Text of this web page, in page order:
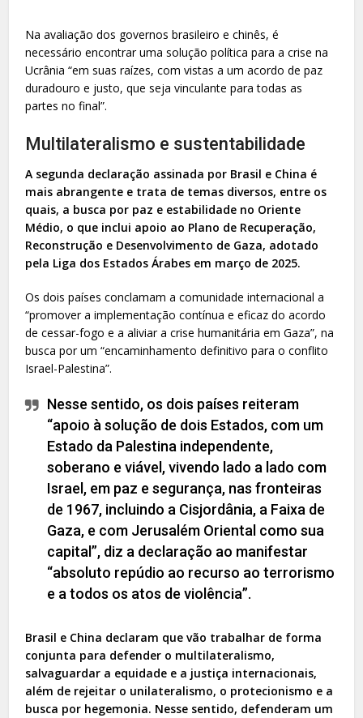
Na avaliação dos governos brasileiro e chinês, é
necessário encontrar uma solução política para a crise na
Ucrânia “em suas raízes, com vistas a um acordo de paz
duradouro e justo, que seja vinculante para todas as
partes no final”.
Multilateralismo e sustentabilidade
A segunda declaração assinada por Brasil e China é
mais abrangente e trata de temas diversos, entre os
quais, a busca por paz e estabilidade no Oriente
Médio, o que inclui apoio ao Plano de Recuperação,
Reconstrução e Desenvolvimento de Gaza, adotado
pela Liga dos Estados Árabes em março de 2025.
Os dois países conclamam a comunidade internacional a
“promover a implementação contínua e eficaz do acordo
de cessar-fogo e a aliviar a crise humanitária em Gaza”, na
busca por um “encaminhamento definitivo para o conflito
Israel-Palestina”.
Nesse sentido, os dois países reiteram
“apoio à solução de dois Estados, com um
Estado da Palestina independente,
soberano e viável, vivendo lado a lado com
Israel, em paz e segurança, nas fronteiras
de 1967, incluindo a Cisjordânia, a Faixa de
Gaza, e com Jerusalém Oriental como sua
capital”, diz a declaração ao manifestar
“absoluto repúdio ao recurso ao terrorismo
e a todos os atos de violência”.
Brasil e China declaram que vão trabalhar de forma
conjunta para defender o multilateralismo,
salvaguardar a equidade e a justiça internacionais,
além de rejeitar o unilateralismo, o protecionismo e a
busca por hegemonia. Nesse sentido, defenderam um